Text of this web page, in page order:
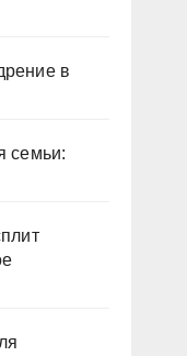
в
семьи: